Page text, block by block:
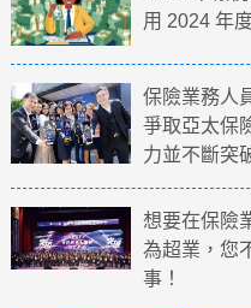
用 2024 年
保險業務人
爭取亞太保
力並不斷突
想要在保險
為超業，您
事！